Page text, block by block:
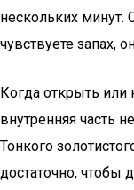
нескольких
чувствуете запах,
Когда открыть или
внутренняя часть
Тонкого
достаточно, чтобы